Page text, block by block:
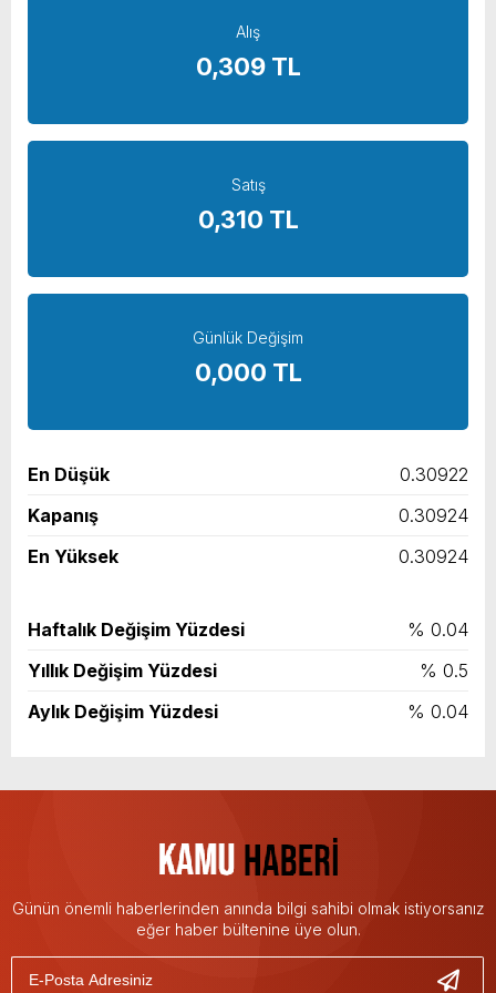
yeni özellikler belli olduAlış
0,309 TL
Satış
0,310 TL
Günlük Değişim
0,000 TL
En Düşük
0.30922
Kapanış
0.30924
En Yüksek
0.30924
Haftalık Değişim Yüzdesi
% 0.04
Yıllık Değişim Yüzdesi
% 0.5
Aylık Değişim Yüzdesi
% 0.04
Günün önemli haberlerinden anında bilgi sahibi olmak istiyorsanız
eğer haber bültenine üye olun.